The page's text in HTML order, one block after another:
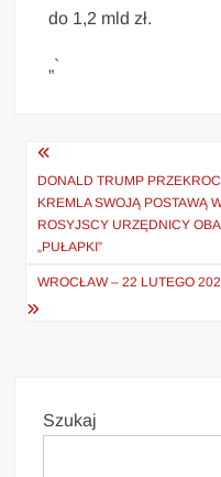
do 1,2 mld zł.
„`
Nawigacja
wpisu
DONALD TRUMP
KREMLA SWOJĄ POSTAWĄ
ROSYJSCY URZĘDNICY
„PUŁAPKI”
WROCŁAW – 22 LUTEGO
Szukaj